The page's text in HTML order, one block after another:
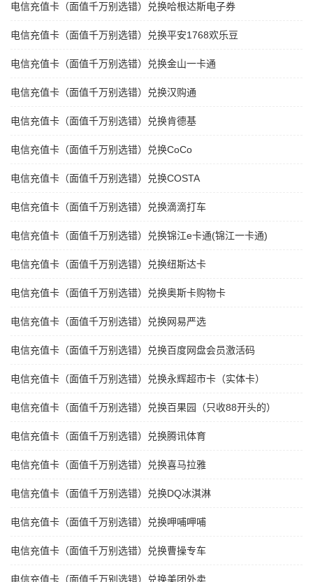
电信充值卡（面值千万别选错）兑换哈根达斯电子券
电信充值卡（面值千万别选错）兑换平安1768欢乐豆
电信充值卡（面值千万别选错）兑换金山一卡通
电信充值卡（面值千万别选错）兑换汉购通
电信充值卡（面值千万别选错）兑换肯德基
电信充值卡（面值千万别选错）兑换CoCo
电信充值卡（面值千万别选错）兑换COSTA
电信充值卡（面值千万别选错）兑换滴滴打车
电信充值卡（面值千万别选错）兑换锦江e卡通(锦江一卡通)
电信充值卡（面值千万别选错）兑换纽斯达卡
电信充值卡（面值千万别选错）兑换奥斯卡购物卡
电信充值卡（面值千万别选错）兑换网易严选
电信充值卡（面值千万别选错）兑换百度网盘会员激活码
电信充值卡（面值千万别选错）兑换永辉超市卡（实体卡）
电信充值卡（面值千万别选错）兑换百果园（只收88开头的）
电信充值卡（面值千万别选错）兑换腾讯体育
电信充值卡（面值千万别选错）兑换喜马拉雅
电信充值卡（面值千万别选错）兑换DQ冰淇淋
电信充值卡（面值千万别选错）兑换呷哺呷哺
电信充值卡（面值千万别选错）兑换曹操专车
电信充值卡（面值千万别选错）兑换美团外卖